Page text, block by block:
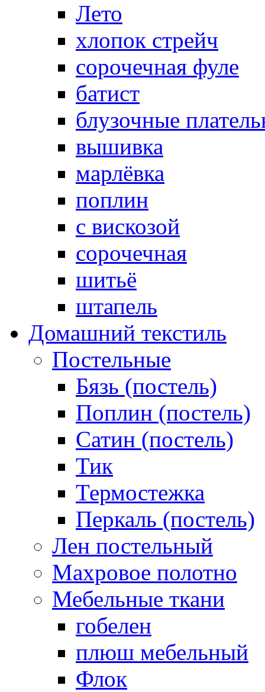
Лето
хлопок стрейч
cорочечная фуле
батист
блузочные
вышивка
марлёвка
поплин
с вискозой
сорочечная
шитьё
штапель
Домашний текстиль
Постельные
Бязь (постель)
Поплин (постель)
Сатин (постель)
Тик
Термостежка
Перкаль (постель)
Лен постельный
Махровое полотно
Мебельные ткани
гобелен
плюш мебельный
Флок